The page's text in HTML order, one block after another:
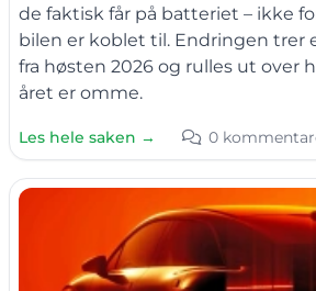
de faktisk får på batteriet – ikke
bilen er koblet til. Endringen trer
fra høsten 2026 og rulles ut over
året er omme.
Les hele saken → 0